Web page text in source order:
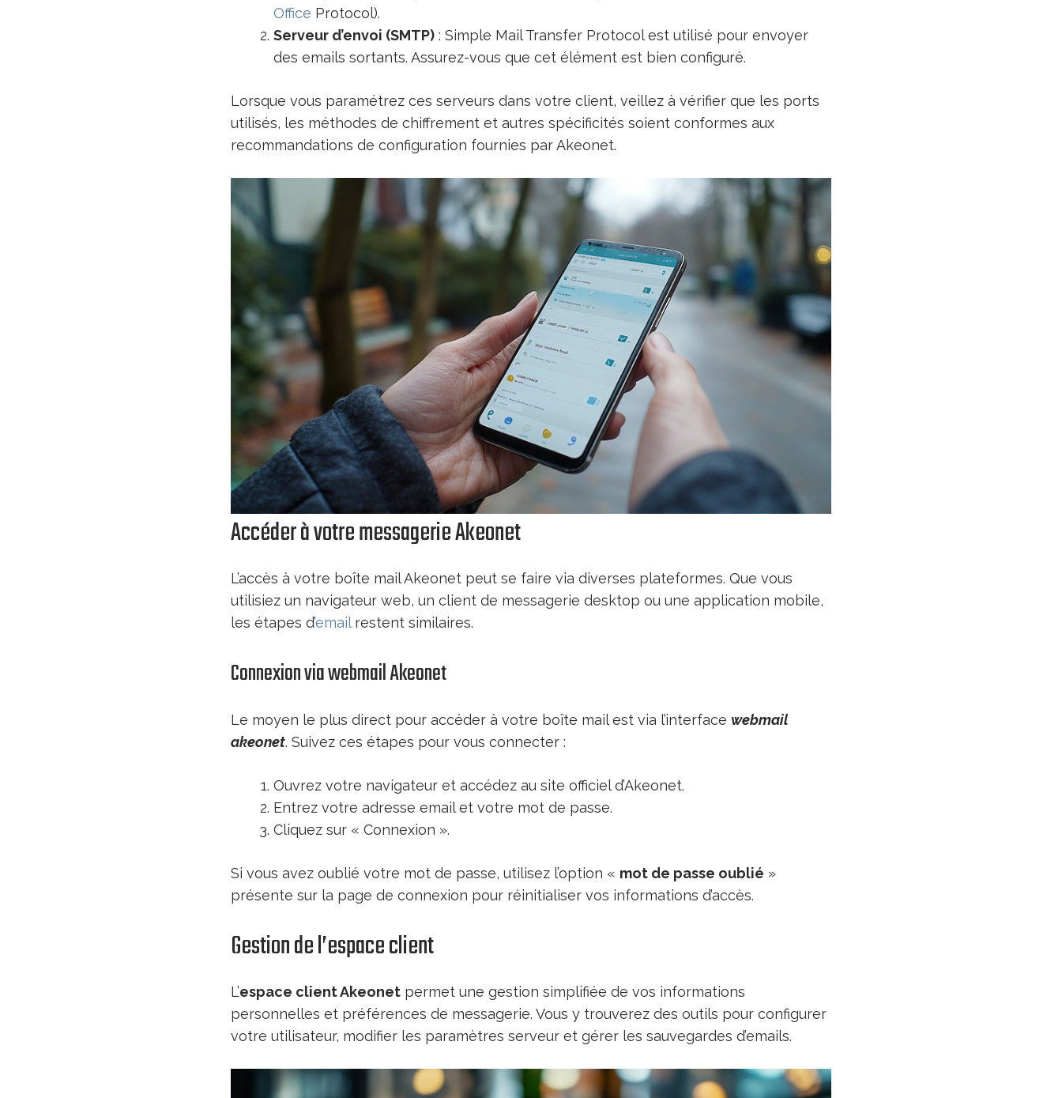
Office Protocol).
Serveur d’envoi (SMTP) : Simple Mail Transfer Protocol est utilisé pour envoyer
des emails sortants. Assurez-vous que cet élément est bien configuré.
Lorsque vous paramétrez ces serveurs dans votre client, veillez à vérifier que les ports
utilisés, les méthodes de chiffrement et autres spécificités soient conformes aux
recommandations de configuration fournies par Akeonet.
Accéder à votre messagerie Akeonet
L’accès à votre boîte mail Akeonet peut se faire via diverses plateformes. Que vous
utilisiez un navigateur web, un client de messagerie desktop ou une application mobile,
les étapes d’emailrestent similaires.
Connexion via webmail Akeonet
Le moyen le plus direct pour accéder à votre boîte mail est via l’interface webmail
akeonet. Suivez ces étapes pour vous connecter :
Ouvrez votre navigateur et accédez au site officiel d’Akeonet.
Entrez votre adresse email et votre mot de passe.
Cliquez sur « Connexion ».
Si vous avez oublié votre mot de passe, utilisez l’option « mot de passe oublié »
présente sur la page de connexion pour réinitialiser vos informations d’accès.
Gestion de l’espace client
L’espace client Akeonet permet une gestion simplifiée de vos informations
personnelles et préférences de messagerie. Vous y trouverez des outils pour configurer
votre utilisateur, modifier les paramètres serveur et gérer les sauvegardes d’emails.